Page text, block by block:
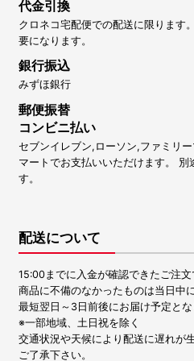
代金引換
クロネコ宅配便での配送に限ります
要になります。
銀行振込
みずほ銀行
郵便振替
コンビニ払い
セブンイレブン,ローソン,ファミリ
マートでお支払いいただけます。
す。
配送について
15:00までに入金が確認できたご注文
商品に不備のなかったものは当日中
最短翌日～3日前後にお届け予定とな
※一部地域、土日祝を除く
交通状況や天候により配送に遅れが
ご了承下さい。